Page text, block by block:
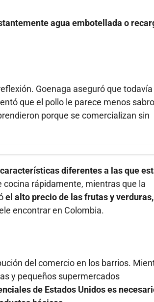
agua embotellada o
Goenaga aseguró que todavía
que el pollo le parece menos
porque se comercializan sin
diferentes a las que
cocina rápidamente, mientras que la
el alto precio de las frutas y verduras,
encontrar en Colombia.
del comercio en los barrios.
y pequeños supermercados
de Estados Unidos es